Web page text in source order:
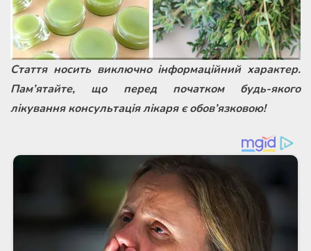
Стаття носить виключно інформаційний характер.
Пам’ятайте, що перед початком будь-якого
лікування консультація лікаря є обов’язковою!